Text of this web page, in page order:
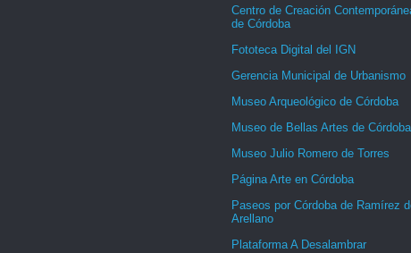
Centro de Creación
de Córdoba
Fototeca Digital del IGN
Gerencia Municipal de Urbanismo
Museo Arqueológico de Córdoba
Museo de Bellas Artes de Córdoba
Museo Julio Romero de Torres
Página Arte en Córdoba
Paseos por Córdoba de Ramírez
Arellano
Plataforma A Desalambrar